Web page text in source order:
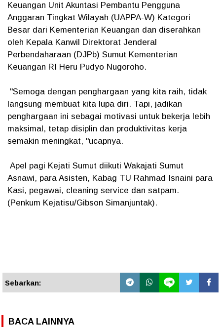
Keuangan Unit Akuntasi Pembantu Pengguna
Anggaran Tingkat Wilayah (UAPPA-W) Kategori
Besar dari Kementerian Keuangan dan diserahkan
oleh Kepala Kanwil Direktorat Jenderal
Perbendaharaan (DJPb) Sumut Kementerian
Keuangan RI Heru Pudyo Nugoroho.
"Semoga dengan penghargaan yang kita raih, tidak
langsung membuat kita lupa diri. Tapi, jadikan
penghargaan ini sebagai motivasi untuk bekerja lebih
maksimal, tetap disiplin dan produktivitas kerja
semakin meningkat, "ucapnya.
Apel pagi Kejati Sumut diikuti Wakajati Sumut
Asnawi, para Asisten, Kabag TU Rahmad Isnaini para
Kasi, pegawai, cleaning service dan satpam.
(Penkum Kejatisu/Gibson Simanjuntak).
Sebarkan:
BACA LAINNYA